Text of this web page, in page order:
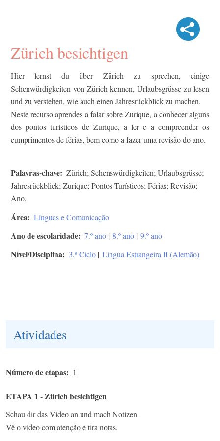
Zürich besichtigen
Hier lernst du über Zürich zu sprechen, einige
Sehenwürdigkeiten von Zürich kennen, Urlaubsgrüsse zu lesen
und zu verstehen, wie auch einen Jahresrückblick zu machen.
Neste recurso aprendes a falar sobre Zurique, a conhecer alguns
dos pontos turísticos de Zurique, a ler e a compreender os
cumprimentos de férias, bem como a fazer uma revisão do ano.
Palavras-chave
Zürich; Sehenswürdigkeiten; Urlaubsgrüsse;
Jahresrückblick; Zurique; Pontos Turísticos; Férias; Revisão;
Ano.
Área Línguas e Comunicação
Ano de escolaridade 7.º ano | 8.º ano | 9.º ano
Nível/Disciplina 3.º Ciclo | Língua Estrangeira II (Alemão)
Atividades
Número de etapas 1
ETAPA 1 - Zürich besichtigen
Schau dir das Video an und mach Notizen.
Vê o vídeo com atenção e tira notas.